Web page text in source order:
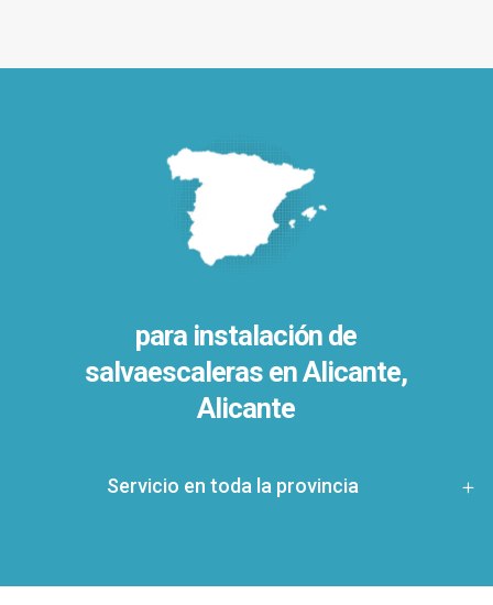
para instalación de
salvaescaleras enAlicante,
Alicante
Servicio en toda la provincia